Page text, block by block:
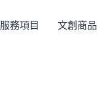
服務項目 文創商品